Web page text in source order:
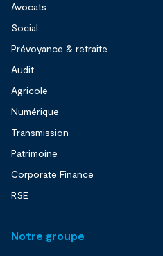
Avocats
Social
Prévoyance & retraite
Audit
Agricole
Numérique
Transmission
Patrimoine
Corporate Finance
RSE
Notre groupe